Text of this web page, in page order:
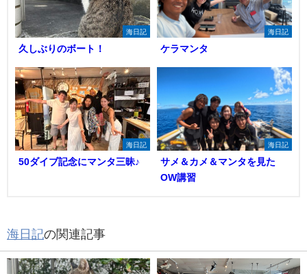
海日記
久しぶりのボート！
海日記
ケラマンタ
海日記
50ダイブ記念にマンタ三昧♪
海日記
サメ＆カメ＆マンタを見た
OW講習
海日記の関連記事